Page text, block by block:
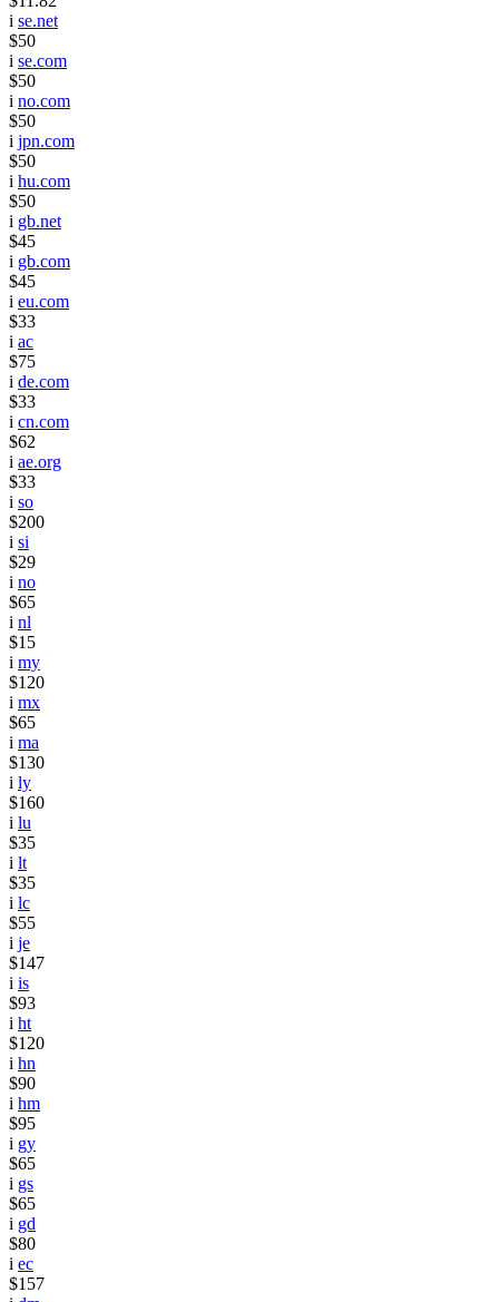
i se.net
$50
i se.com
$50
i no.com
$50
i jpn.com
$50
i hu.com
$50
i gb.net
$45
i gb.com
$45
i eu.com
$33
i ac
$75
i de.com
$33
i cn.com
$62
i ae.org
$33
i so
$200
i si
$29
i no
$65
i nl
$15
i my
$120
i mx
$65
i ma
$130
i ly
$160
i lu
$35
i lt
$35
i lc
$55
i je
$147
i is
$93
i ht
$120
i hn
$90
i hm
$95
i gy
$65
i gs
$65
i gd
$80
i ec
$157